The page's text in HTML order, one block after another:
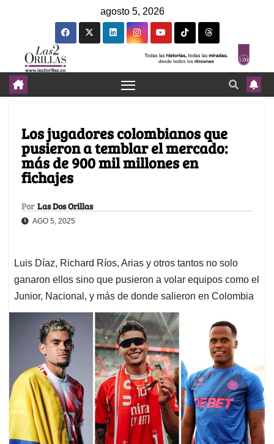
agosto 5, 2026
Los jugadores colombianos que
pusieron a temblar el mercado:
más de 900 mil millones en
fichajes
Por Las Dos Orillas
AGO 5, 2025
Luis Díaz, Richard Ríos, Arias y otros tantos no solo
ganaron ellos sino que pusieron a volar equipos como el
Junior, Nacional, y más de donde salieron en Colombia